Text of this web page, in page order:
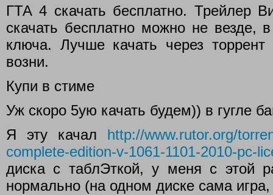
ГТА 4 скачать бесплатно. Трейлер
скачать бесплатно можно не везде,
ключа. Лучше качать через
возни.
Купи в стиме
Уж скоро 5ую качать будем)) в гугле
Я эту качал http://www.rutor.org/
complete-edition-v-1061-1101-2010-pc-
диска с таблЭткой, у меня с этой
нормально (на одном диске сама